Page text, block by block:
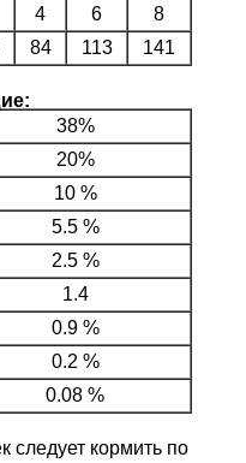
4 6
8
84 113 141
38%
20%
10 %
5.5 %
2.5 %
1.4
0.9 %
0.2 %
0.08 %
кормить по